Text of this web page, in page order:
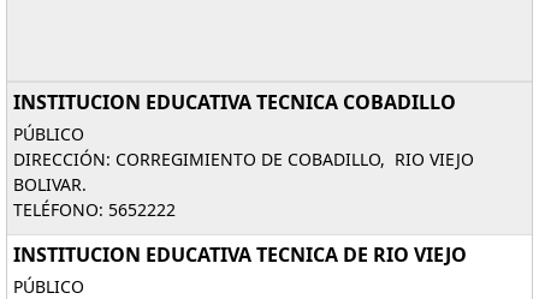
INSTITUCION EDUCATIVA TECNICA COBADILLO
PÚBLICO
DIRECCIÓN: CORREGIMIENTO DE COBADILLO, RIO VIEJO
BOLIVAR.
TELÉFONO: 5652222
INSTITUCION EDUCATIVA TECNICA DE RIO VIEJO
PÚBLICO